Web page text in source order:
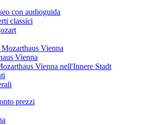
con audioguida
classici
Vienna
Vienna
Vienna nell'Innere Stadt
prezzi